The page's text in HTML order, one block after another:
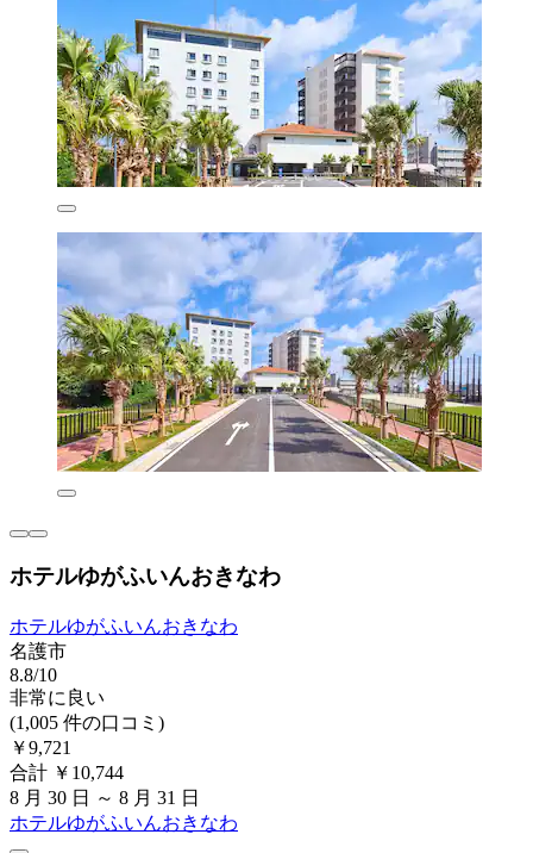
ホテルゆがふいんおきなわ
ホテルゆがふいんおきなわ
名護市
8.8/10
非常に良い
(1,005 件の口コミ)
￥9,721
合計 ￥10,744
8 月 30 日 ～ 8 月 31 日
ホテルゆがふいんおきなわ